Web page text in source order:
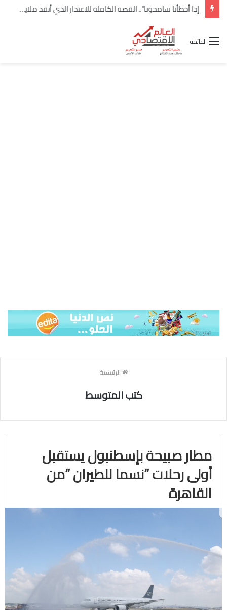
شركة “Scope Developments” تعلن تولي أحمد كمال عيسى منصب الرئيس التنفيذي للقطاع التجاري
القائمة
الرئيسية
كتب المتوسط
مطار صبيحة بإسطنبول يستقبل
أولى رحلات “نسما للطيران “من
القاهرة